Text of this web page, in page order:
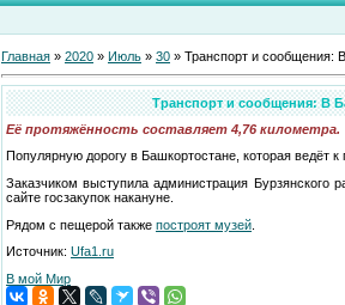
Главная » 2020 » Июль » 30 » Транспорт и сообщения:
Транспорт и сообщения: В
Её протяжённость составляет 4,76 километра.
Популярную дорогу в Башкортостане, которая ведёт
Заказчиком выступила администрация Бурзянского
сайте госзакупок накануне.
Рядом с пещерой также построят музей
Источник: Ufa1.ru
В мой Мир